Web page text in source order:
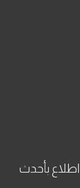
اطلاع بأحدث